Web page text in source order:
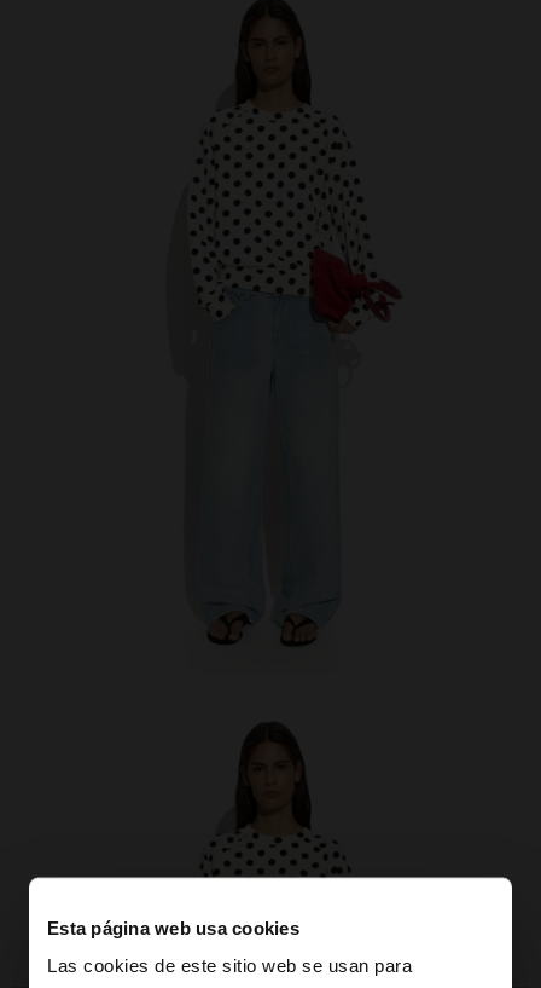
Esta página web usa cookies
Las cookies de este sitio web se usan para